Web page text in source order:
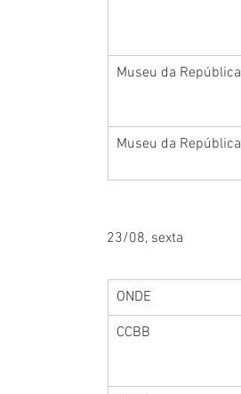
Museu da República
Museu da República
23/08, sexta
ONDE
CCBB